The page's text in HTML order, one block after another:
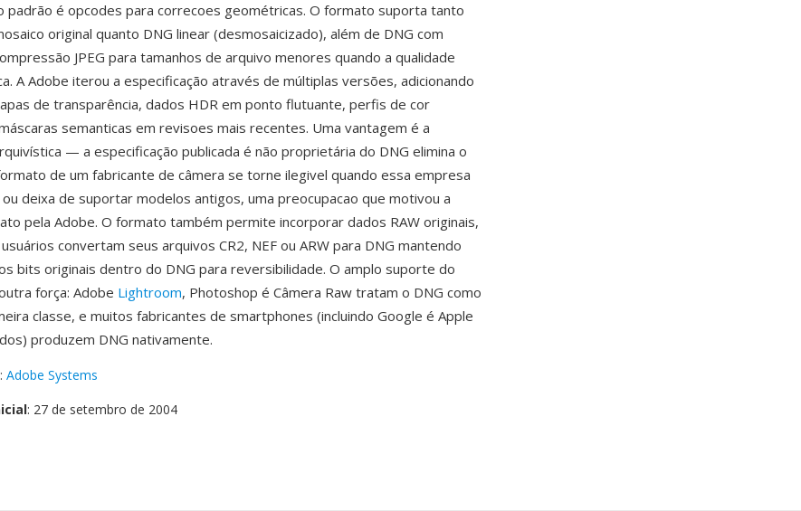
padrão é opcodes para correcoes geométricas. O formato suporta tanto
original quanto DNG linear (desmosaicizado), além de DNG com
JPEG para tamanhos de arquivo menores quando a qualidade
A Adobe iterou a especificação através de múltiplas versões, adicionando
de transparência, dados HDR em ponto flutuante, perfis de cor
semanticas em revisoes mais recentes. Uma vantagem é a
— a especificação publicada é não proprietária do DNG elimina o
de um fabricante de câmera se torne ilegivel quando essa empresa
deixa de suportar modelos antigos, uma preocupacao que motivou a
pela Adobe. O formato também permite incorporar dados RAW originais,
convertam seus arquivos CR2, NEF ou ARW para DNG mantendo
bits originais dentro do DNG para reversibilidade. O amplo suporte do
força: Adobe Lightroom, Photoshop é Câmera Raw tratam o DNG como
classe, e muitos fabricantes de smartphones (incluindo Google é Apple
produzem DNG nativamente.
: Adobe Systems
: 27 de setembro de 2004